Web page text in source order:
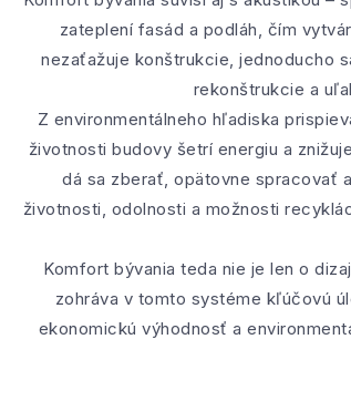
zateplení fasád a podláh, čím
nezaťažuje konštrukcie, jednoducho
rekonštrukcie a
Z environmentálneho hľadiska
životnosti budovy šetrí energiu a
dá sa zberať, opätovne spracovať
životnosti, odolnosti a možnosti
Komfort bývania teda nie je len o
zohráva v tomto systéme kľúčovú
ekonomickú výhodnosť a